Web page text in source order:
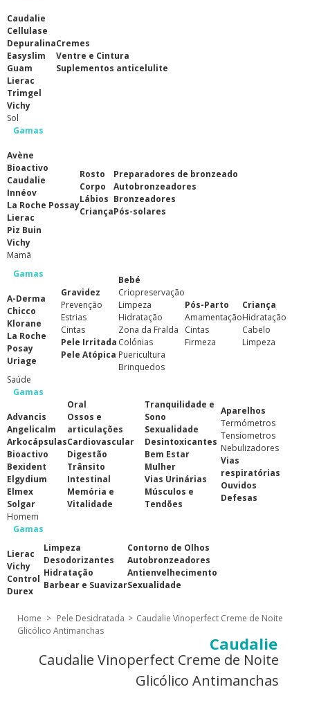
Caudalie
Cellulase
Depuralina
Easyslim
Guam
Lierac
Trimgel
Vichy
Cremes
Ventre e Cintura
Suplementos anticelulite
Sol
Gamas
Avène
Bioactivo
Caudalie
Innéov
La Roche Possay
Lierac
Piz Buin
Vichy
Rosto
Corpo
Lábios
Criança
Preparadores de bronzeado
Autobronzeadores
Bronzeadores
Pós-solares
Mamã
Gamas
A-Derma
Chicco
Klorane
La Roche
Posay
Uriage
Gravidez
Prevenção
Estrias
Cintas
Pele Irritada
Pele Atópica
Bebé
Criopreservação
Limpeza
Hidratação
Zona da Fralda
Colónias
Puericultura
Brinquedos
Pós-Parto
Amamentação
Cintas
Firmeza
Criança
Hidratação
Cabelo
Limpeza
Saúde
Gamas
Advancis
Angelicalm
Arkocápsulas
Bioactivo
Bexident
Elgydium
Elmex
Solgar
Oral
Ossos e
articulações
Cardiovascular
Digestão
Trânsito
Intestinal
Memória e
Vitalidade
Tranquilidade e
Sono
Sexualidade
Desintoxicantes
Bem Estar
Mulher
Vias Urinárias
Músculos e
Tendões
Aparelhos
Termómetros
Tensiometros
Nebulizadores
Vias
respiratórias
Ouvidos
Defesas
Homem
Gamas
Lierac
Vichy
Control
Durex
Limpeza
Desodorizantes
Hidratação
Barbear e Suavizar
Contorno de Olhos
Autobronzeadores
Antienvelhecimento
Sexualidade
Home > Pele Desidratada > Caudalie Vinoperfect Creme de Noite
Glicólico Antimanchas
Caudalie
Caudalie Vinoperfect Creme de Noite
Glicólico Antimanchas